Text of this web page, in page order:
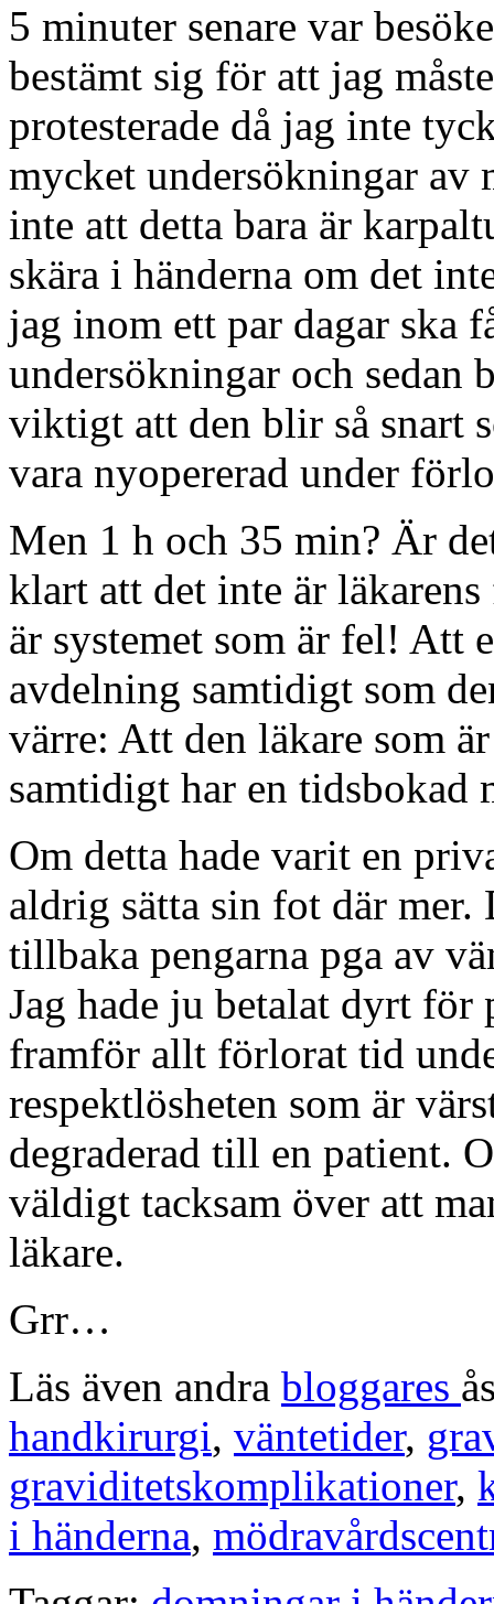
5 minuter senare var
bestämt sig för att jag
protesterade då jag inte
mycket undersökningar av
inte att detta bara är
skära i händerna om det
jag inom ett par dagar ska
undersökningar och sedan
viktigt att den blir så snart
vara nyopererad under
Men 1 h och 35 min? Är
klart att det inte är
är systemet som är fel! Att
avdelning samtidigt som
värre: Att den läkare som
samtidigt har en tidsbokad
Om detta hade varit en
aldrig sätta sin fot där mer.
tillbaka pengarna pga av
Jag hade ju betalat dyrt för
framför allt förlorat tid
respektlösheten som är
degraderad till en patient.
väldigt tacksam över att
läkare.
Grr…
Läs även andra bloggares
handkirurgi, väntetider,
graviditetskomplikationer,
i händerna,